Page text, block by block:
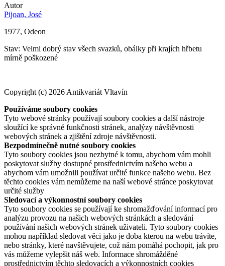
Autor
Pijoan, José
1977, Odeon
Stav: Velmi dobrý stav všech svazků, obálky při krajích hřbetu
mírně poškozené
Copyright (c) 2026 Antikvariát Vltavín
Používáme soubory cookies
Tyto webové stránky používají soubory cookies a další nástroje
sloužící ke správné funkčnosti stránek, analýzy návštěvnosti
webových stránek a zjištění zdroje návštěvnosti.
Bezpodmínečně nutné soubory cookies
Tyto soubory cookies jsou nezbytné k tomu, abychom vám mohli
poskytovat služby dostupné prostřednictvím našeho webu a
abychom vám umožnili používat určité funkce našeho webu. Bez
těchto cookies vám nemůžeme na naší webové stránce poskytovat
určité služby
Sledovací a výkonnostní soubory cookies
Tyto soubory cookies se používají ke shromažďování informací pro
analýzu provozu na našich webových stránkách a sledování
používání našich webových stránek uživateli. Tyto soubory cookies
mohou například sledovat věci jako je doba kterou na webu trávíte,
nebo stránky, které navštěvujete, což nám pomáhá pochopit, jak pro
vás můžeme vylepšit náš web. Informace shromážděné
prostřednictvím těchto sledovacích a výkonnostních cookies